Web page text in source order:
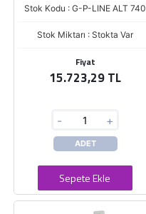
Stok Kodu : G-P-LINE ALT 740
Stok Miktarı : Stokta Var
Fiyat
15.723,29 TL
- +
ADET
Sepete Ekle